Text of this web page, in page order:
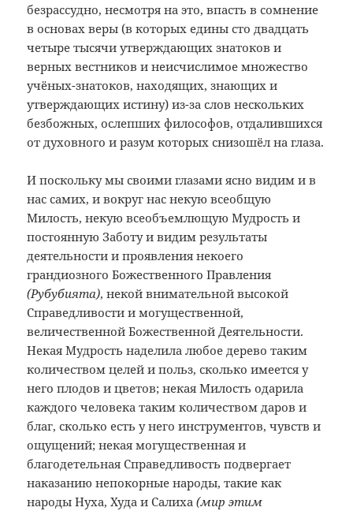
безрассудно, несмотря на это, впасть в сомнение
в основах веры (в которых едины сто двадцать
четыре тысячи утверждающих знатоков и
верных вестников и неисчислимое множество
учёных-знатоков, находящих, знающих и
утверждающих истину) из-за слов нескольких
безбожных, ослепших философов, отдалившихся
от духовного и разум которых снизошёл на глаза.
И поскольку мы своими глазами ясно видим и в
нас самих, и вокруг нас некую всеобщую
Милость, некую всеобъемлющую Мудрость и
постоянную Заботу и видим результаты
деятельности и проявления некоего
грандиозного Божественного Правления
(Рубубията), некой внимательной высокой
Справедливости и могущественной,
величественной Божественной Деятельности.
Некая Мудрость наделила любое дерево таким
количеством целей и польз, сколько имеется у
него плодов и цветов; некая Милость одарила
каждого человека таким количеством даров и
благ, сколько есть у него инструментов, чувств и
ощущений; некая могущественная и
благодетельная Справедливость подвергает
наказанию непокорные народы, такие как
народы Нуха, Худа и Салиха(мир этим